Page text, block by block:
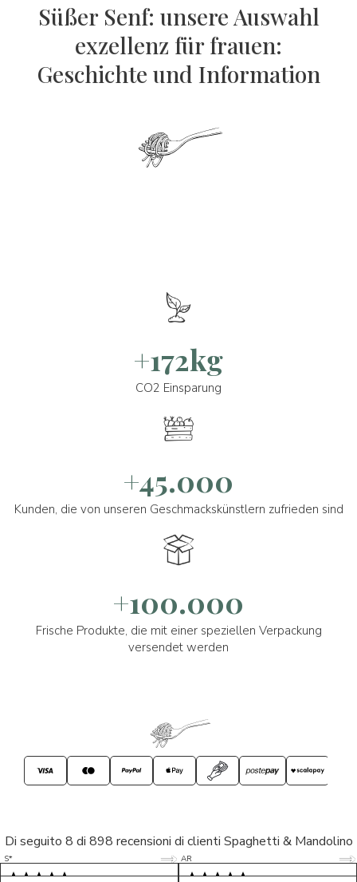
Süßer Senf: unsere Auswahl
exzellenz für frauen:
Geschichte und Information
+172kg
CO2 Einsparung
+45.000
Kunden, die von unseren Geschmackskünstlern zufrieden sind
+100.000
Frische Produkte, die mit einer speziellen Verpackung
versendet werden
Di seguito 8 di 898 recensioni di clienti Spaghetti & Mandolino
S* 5/5
LP 5/5
AR 5/5
D* 5/5